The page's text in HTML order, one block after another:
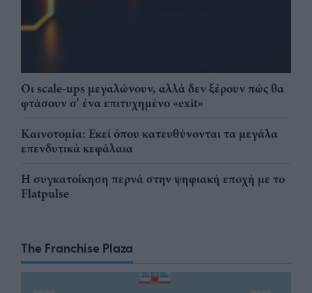
Οι scale-ups μεγαλώνουν, αλλά δεν ξέρουν πώς θα
φτάσουν σ' ένα επιτυχημένο «exit»
Καινοτομία: Εκεί όπου κατευθύνονται τα μεγάλα
επενδυτικά κεφάλαια
Η συγκατοίκηση περνά στην ψηφιακή εποχή με το
Flatpulse
The Franchise Plaza